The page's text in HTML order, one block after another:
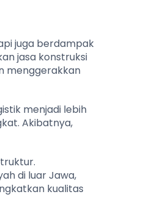
juga berdampak
jasa konstruksi
menggerakkan
menjadi lebih
Akibatnya,
di luar Jawa,
kualitas